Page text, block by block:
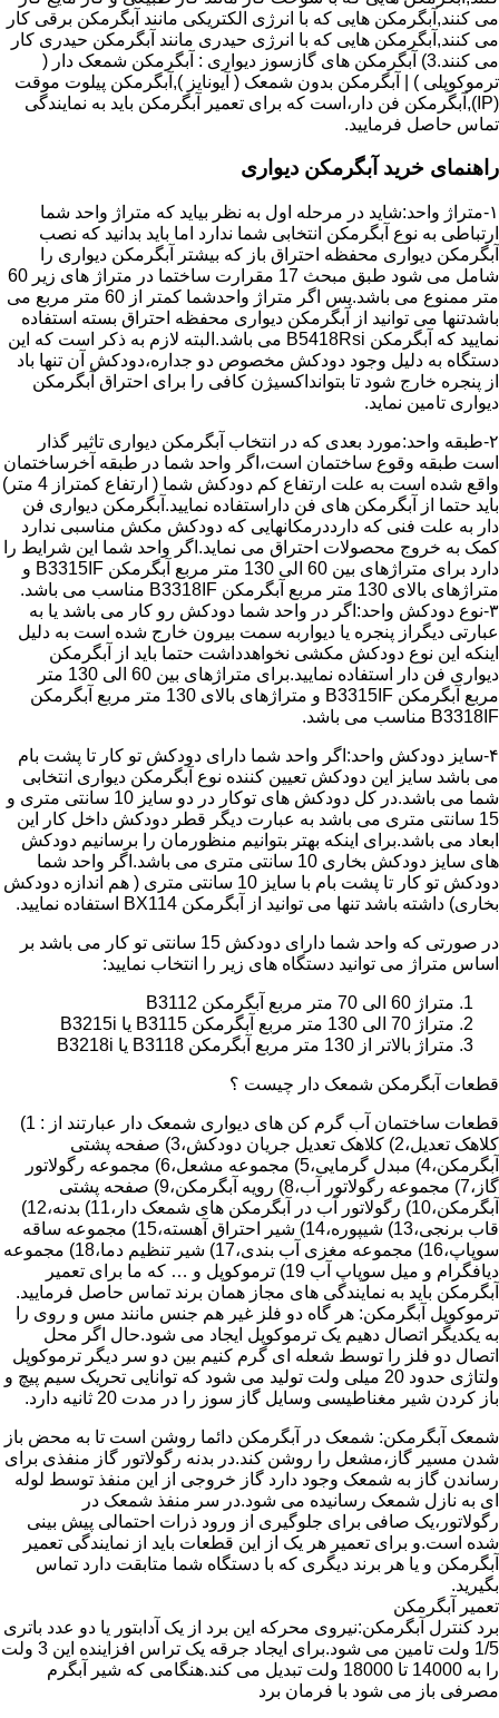
می کنند,آبگرمکن هایی که با انرژی الکتریکی مانند آبگرمکن برقی کار
می کنند,آبگرمکن هایی که با انرژی حیدری مانند آبگرمکن حیدری کار
می کنند.3) آبگرمکن های گازسوز دیواری : آبگرمکن شمعک دار (
ترموکوپلی ) | آبگرمکن بدون شمعک ( آیونایز ),آبگرمکن پیلوت موقت
(IP),آبگرمکن فن دار،است که برای تعمیر آبگرمکن باید به نمایندگی
تماس حاصل فرمایید.
راهنمای خرید آبگرمکن دیواری
۱-متراژ واحد:شاید در مرحله اول به نظر بیاید که متراژ واحد شما
ارتباطی به نوع آبگرمکن انتخابی شما ندارد اما باید بدانید که نصب
آبگرمکن دیواری محفظه احتراق باز که بیشتر آبگرمکن دیواری را
شامل می شود طبق مبحث 17 مقرارت ساختما در متراژ های زیر 60
متر ممنوع می باشد.پس اگر متراژ واحدشما کمتر از 60 متر مربع می
باشدتنها می توانید از آبگرمکن دیواری محفظه احتراق بسته استفاده
نمایید که آبگرمکن B5418Rsi می باشد.البته لازم به ذکر است که این
دستگاه به دلیل وجود دودکش مخصوص دو جداره،دودکش آن تنها باد
از پنجره خارج شود تا بتوانداکسیژن کافی را برای احتراق آبگرمکن
دیواری تامین نماید.
۲-طبقه واحد:مورد بعدی که در انتخاب آبگرمکن دیواری تاثیر گذار
است طبقه وقوع ساختمان است،اگر واحد شما در طبقه آخرساختمان
واقع شده است به علت ارتفاع کم دودکش شما ( ارتفاع کمتراز 4 متر)
باید حتما از آبگرمکن های فن داراستفاده نمایید.آبگرمکن دیواری فن
دار به علت فنی که دارددرمکانهایی که دودکش مکش مناسبی ندارد
کمک به خروج محصولات احتراق می نماید.اگر واحد شما این شرایط را
دارد برای متراژهای بین 60 الی 130 متر مربع آبگرمکن B3315IF و
متراژهای بالای 130 متر مربع آبگرمکن B3318IF مناسب می باشد.
۳-نوع دودکش واحد:اگر در واحد شما دودکش رو کار می باشد یا به
عبارتی دیگراز پنجره یا دیواربه سمت بیرون خارج شده است به دلیل
اینکه این نوع دودکش مکشی نخواهدداشت حتما باید از آبگرمکن
دیواری فن دار استفاده نمایید.برای متراژهای بین 60 الی 130 متر
مربع آبگرمکن B3315IF و متراژهای بالای 130 متر مربع آبگرمکن
B3318IF مناسب می باشد.
۴-سایز دودکش واحد:اگر واحد شما دارای دودکش تو کار تا پشت بام
می باشد سایز این دودکش تعیین کننده نوع آبگرمکن دیواری انتخابی
شما می باشد.در کل دودکش های توکار در دو سایز 10 سانتی متری و
15 سانتی متری می باشد به عبارت دیگر قطر دودکش داخل کار این
ابعاد می باشد.برای اینکه بهتر بتوانیم منظورمان را برسانیم دودکش
های سایز دودکش بخاری 10 سانتی متری می باشد.اگر واحد شما
دودکش تو کار تا پشت بام با سایز 10 سانتی متری ( هم اندازه دودکش
بخاری) داشته باشد تنها می توانید از آبگرمکن BX114 استفاده نمایید.
در صورتی که واحد شما دارای دودکش 15 سانتی تو کار می باشد بر
اساس متراژ می توانید دستگاه های زیر را انتخاب نمایید:
متراژ 60 الی 70 متر مربع آبگرمکن B3112
متراژ 70 الی 130 متر مربع آبگرمکن B3115 یا B3215i
متراژ بالاتر از 130 متر مربع آبگرمکن B3118 یا B3218i
قطعات آبگرمکن شمعک دار چیست ؟
قطعات ساختمان آب گرم کن های دیواری شمعک دار عبارتند از : 1)
کلاهک تعدیل،2) کلاهک تعدیل جریان دودکش،3) صفحه پشتی
آبگرمکن،4) مبدل گرمایی،5) مجموعه مشعل،6) مجموعه رگولاتور
گاز،7) مجموعه رگولاتور آب،8) رویه آبگرمکن،9) صفحه پشتی
آبگرمکن،10) رگولاتور آب در آبگرمکن های شمعک دار،11) بدنه،12)
قاب برنجی،13) شیپوره،14) شیر احتراق آهسته،15) مجموعه ساقه
سوپاپ،16) مجموعه مغزی آب بندی،17) شیر تنظیم دما،18) مجموعه
دیافگرام و میل سوپاپ آب 19) ترموکوپل و … که ما برای تعمیر
آبگرمکن باید به نمایندگی های مجاز همان برند تماس حاصل فرمایید.
ترموکوپل آبگرمکن: هر گاه دو فلز غیر هم جنس مانند مس و روی را
به یکدیگر اتصال دهیم یک ترموکوپل ایجاد می شود.حال اگر محل
اتصال دو فلز را توسط شعله ای گرم کنیم بین دو سر دیگر ترموکوپل
ولتاژی حدود 20 میلی ولت تولید می شود که توانایی تحریک سیم پیچ و
باز کردن شیر مغناطیسی وسایل گاز سوز را در مدت 20 ثانیه دارد.
شمعک آبگرمکن: شمعک در آبگرمکن دائما روشن است تا به محض باز
شدن مسیر گاز،مشعل را روشن کند.در بدنه رگولاتور گاز منفذی برای
رساندن گاز به شمعک وجود دارد گاز خروجی از این منفذ توسط لوله
ای به نازل شمعک رسانیده می شود.در سر منفذ شمعک در
رگولاتور،یک صافی برای جلوگیری از ورود ذرات احتمالی پیش بینی
شده است.و برای تعمیر هر یک از این قطعات باید از نمایندگی تعمیر
آبگرمکن و یا هر برند دیگری که با دستگاه شما متابقت دارد تماس
بگیرید.
تعمیر آبگرمکن
برد کنترل آبگرمکن:نیروی محرکه این برد از یک آدابتور یا دو عدد باتری
1/5 ولت تامین می شود.برای ایجاد جرقه یک تراس افزاینده این 3 ولت
را به 14000 تا 18000 ولت تبدیل می کند.هنگامی که شیر آبگرم
مصرفی باز می شود با فرمان برد